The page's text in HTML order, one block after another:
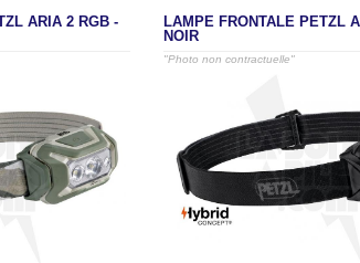
ARIA 2 RGB -
LAMPE FRONTALE PETZL
NOIR
"Photo non contractuelle"